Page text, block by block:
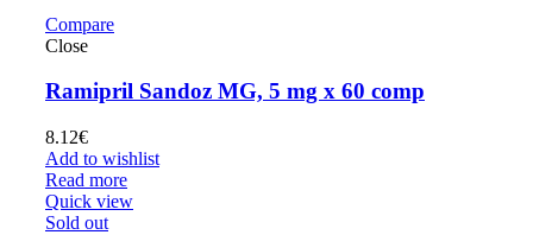
Compare
Close
Ramipril Sandoz MG, 5 mg x 60 comp
8.12€
Add to wishlist
Read more
Quick view
Sold out